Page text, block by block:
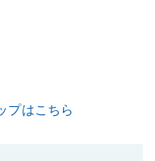
プはこちら